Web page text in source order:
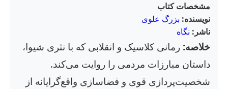
مشخصات کتاب
نویسنده: بزرگ علوی
ناشر: نگاه
خلاصه: رمانی کلاسیک و انقلابی که با نثری شیوا،
داستان مبارزات مردمی را روایت می‌کند.
شخصیت‌پردازی قوی و فضاسازی واقع‌گرایانه از